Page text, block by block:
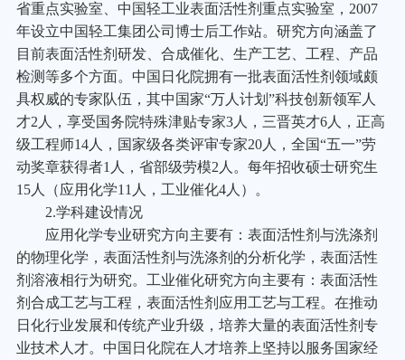
省重点实验室、中国轻工业表面活性剂重点实验室，2007
年设立中国轻工集团公司博士后工作站。研究方向涵盖了
目前表面活性剂研发、合成催化、生产工艺、工程、产品
检测等多个方面。中国日化院拥有一批表面活性剂领域颇
具权威的专家队伍，其中国家“万人计划”科技创新领军人
才2人，享受国务院特殊津贴专家3人，三晋英才6人，正高
级工程师14人，国家级各类评审专家20人，全国“五一”劳
动奖章获得者1人，省部级劳模2人。每年招收硕士研究生
15人（应用化学11人，工业催化4人）。
2.学科建设情况
应用化学专业研究方向主要有：表面活性剂与洗涤剂
的物理化学，表面活性剂与洗涤剂的分析化学，表面活性
剂溶液相行为研究。工业催化研究方向主要有：表面活性
剂合成工艺与工程，表面活性剂应用工艺与工程。在推动
日化行业发展和传统产业升级，培养大量的表面活性剂专
业技术人才。中国日化院在人才培养上坚持以服务国家经